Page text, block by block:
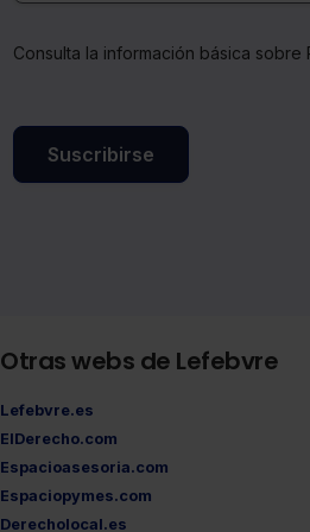
Consulta la información básica
Suscribirse
Otras webs de Lefebvre
Lefebvre.es
ElDerecho.com
Espacioasesoria.com
Espaciopymes.com
Derecholocal.es